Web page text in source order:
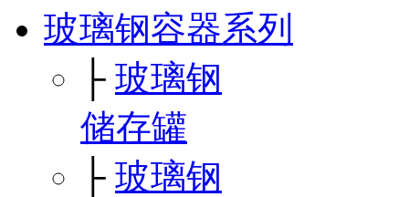
玻璃钢容器系列
├ 玻璃钢
储存罐
├ 玻璃钢